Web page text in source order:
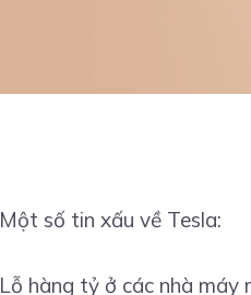
Một số tin xấu về Tesla:
Lỗ hàng tỷ ở các nhà máy